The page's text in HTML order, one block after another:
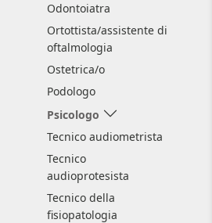
Odontoiatra
Ortottista/assistente di
oftalmologia
Ostetrica/o
Podologo
Psicologo
Tecnico audiometrista
Tecnico
audioprotesista
Tecnico della
fisiopatologia